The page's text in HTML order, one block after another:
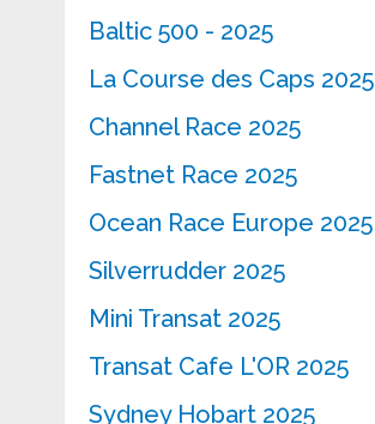
Baltic 500 - 2025
La Course des Caps 2025
Channel Race 2025
Fastnet Race 2025
Ocean Race Europe 2025
Silverrudder 2025
Mini Transat 2025
Transat Cafe L'OR 2025
Sydney Hobart 2025